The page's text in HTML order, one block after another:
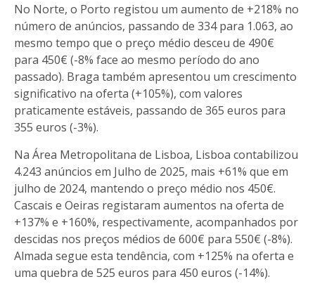
No Norte, o Porto registou um aumento de +218% no
número de anúncios, passando de 334 para 1.063, ao
mesmo tempo que o preço médio desceu de 490€
para 450€ (-8% face ao mesmo período do ano
passado). Braga também apresentou um crescimento
significativo na oferta (+105%), com valores
praticamente estáveis, passando de 365 euros para
355 euros (-3%).
Na Área Metropolitana de Lisboa, Lisboa contabilizou
4.243 anúncios em Julho de 2025, mais +61% que em
julho de 2024, mantendo o preço médio nos 450€.
Cascais e Oeiras registaram aumentos na oferta de
+137% e +160%, respectivamente, acompanhados por
descidas nos preços médios de 600€ para 550€ (-8%).
Almada segue esta tendência, com +125% na oferta e
uma quebra de 525 euros para 450 euros (-14%).